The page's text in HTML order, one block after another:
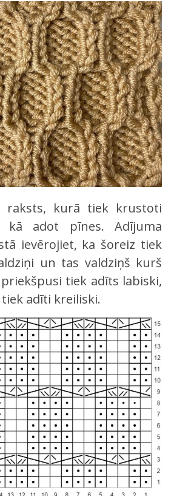
raksts, kurā tiek krustoti
kā adot pīnes. Adījuma
ievērojiet, ka šoreiz tiek
un tas valdziņš kurš
tiek adīts labiski,
adīti kreiliski.